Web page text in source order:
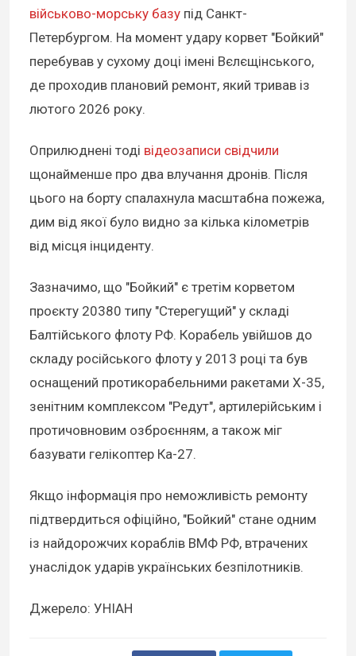
військово-морську базу під Санкт-
Петербургом. На момент удару корвет "Бойкий"
перебував у сухому доці імені Вєлєщінського,
де проходив плановий ремонт, який тривав із
лютого 2026 року.
Оприлюднені тоді відеозаписи свідчили
щонайменше про два влучання дронів. Після
цього на борту спалахнула масштабна пожежа,
дим від якої було видно за кілька кілометрів
від місця інциденту.
Зазначимо, що "Бойкий" є третім корветом
проєкту 20380 типу "Стерегущий" у складі
Балтійського флоту РФ. Корабель увійшов до
складу російського флоту у 2013 році та був
оснащений протикорабельними ракетами Х-35,
зенітним комплексом "Редут", артилерійським і
протичовновим озброєнням, а також міг
базувати гелікоптер Ка-27.
Якщо інформація про неможливість ремонту
підтвердиться офіційно, "Бойкий" стане одним
із найдорожчих кораблів ВМФ РФ, втрачених
унаслідок ударів українських безпілотників.
Джерело: УНІАН